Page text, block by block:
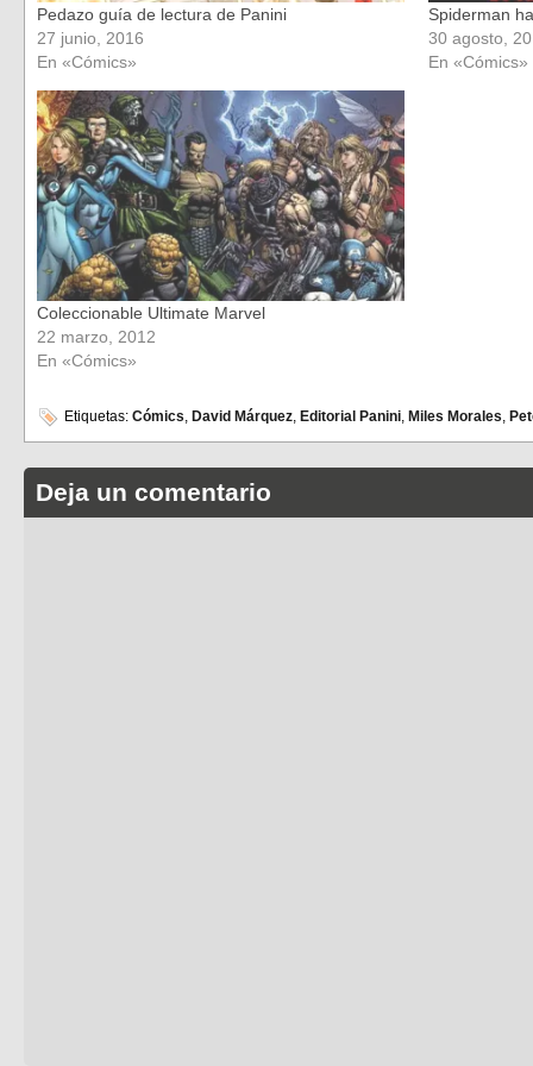
Pedazo guía de lectura de Panini
27 junio, 2016
En «Cómics»
Spiderman
30 agosto,
En «Cómics»
Coleccionable Ultimate Marvel
22 marzo, 2012
En «Cómics»
Etiquetas: Cómics, David Márquez, Editorial Panini, Miles Morales,
Deja un comentario